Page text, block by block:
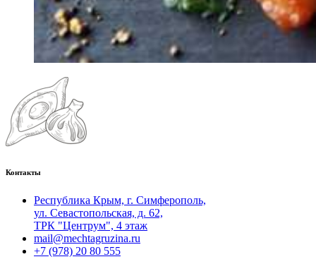
Контакты
Республика Крым, г. Симферополь,
ул. Севастопольская, д. 62,
ТРК "Центрум", 4 этаж
mail@mechtagruzina.ru
+7 (978) 20 80 555